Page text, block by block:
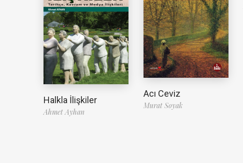
Halkla İlişkiler
Ahmet Ayhan
Acı Ceviz
Murat Soyak